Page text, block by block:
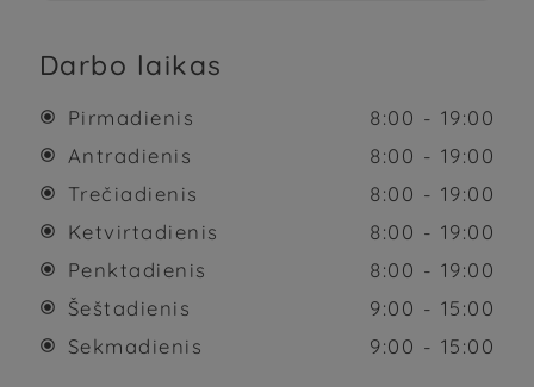
Darbo laikas
 Pirmadienis 8:00 - 19:00
 Antradienis 8:00 - 19:00
 Trečiadienis 8:00 - 19:00
 Ketvirtadienis 8:00 - 19:00
 Penktadienis 8:00 - 19:00
 Šeštadienis 9:00 - 15:00
 Sekmadienis 9:00 - 15:00